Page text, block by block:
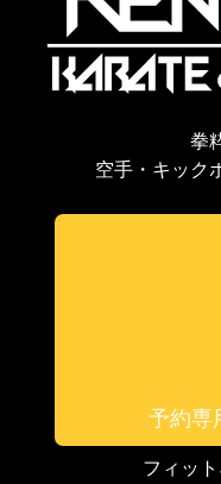
拳
空手・キック
予約専
フィッ